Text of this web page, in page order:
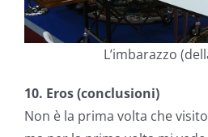
L’imbarazzo
10. Eros (conclusioni)
Non è la prima volta che